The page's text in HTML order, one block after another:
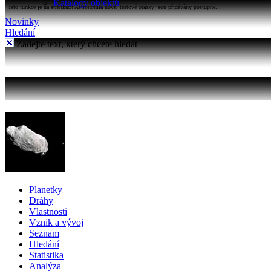
Katalogy objektů
Tato funkce je na stránkách Astronomia nová, testové otázky jsou přidávány postupně...
Novinky
Hledání
Zadejte text, který chcete hledat
Planetky
Dráhy
Vlastnosti
Vznik a vývoj
Seznam
Hledání
Statistika
Analýza